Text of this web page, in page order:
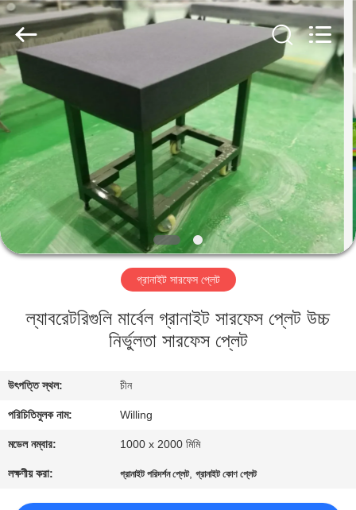
বাড়ি
পণ্য
আমাদের
সম্পর্কে
কারখানা
যোগাযোগ
করুন
খবর
Famous
International
Trading
Co.,
Ltd.
All
Rights
Reserved.
গ্রানাইট সারফেস প্লেট
ল্যাবরেটরিগুলি মার্বেল গ্রানাইট সারফেস প্লেট উচ্চ
নির্ভুলতা সারফেস প্লেট
উৎপত্তি স্থল: চীন
পরিচিতিমুলক নাম: Willing
মডেল নম্বার: 1000 x 2000 মিমি
লক্ষণীয় করা: গ্রানাইট পরিদর্শন প্লেট,গ্রানাইট কোণ প্লেট